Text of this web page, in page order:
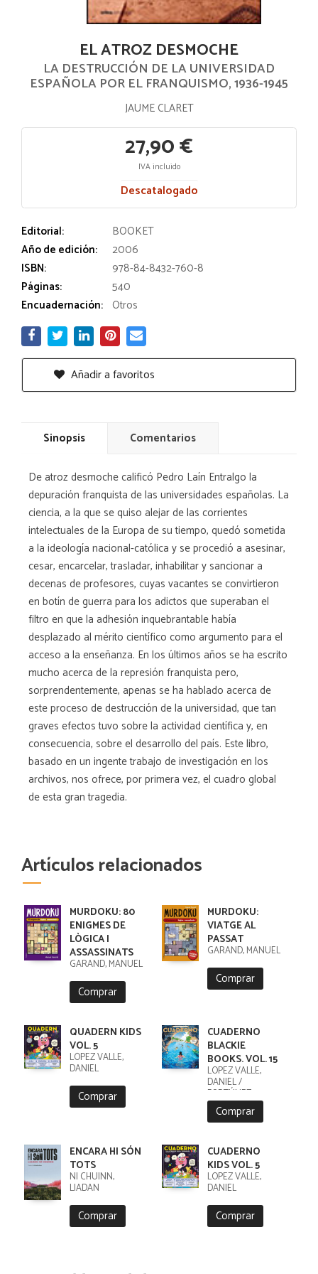
EL ATROZ DESMOCHE
LA DESTRUCCIÓN DE LA UNIVERSIDAD
ESPAÑOLA POR EL FRANQUISMO, 1936-1945
JAUME CLARET
27,90 €
IVA incluido
Descatalogado
Editorial:
BOOKET
Año de edición:
2006
ISBN:
978-84-8432-760-8
Páginas:
540
Encuadernación: Otros
Añadir a favoritos
Sinopsis Comentarios
De atroz desmoche calificó Pedro Laín Entralgo la
depuración franquista de las universidades españolas. La
ciencia, a la que se quiso alejar de las corrientes
intelectuales de la Europa de su tiempo, quedó sometida
a la ideología nacional-católica y se procedió a asesinar,
cesar, encarcelar, trasladar, inhabilitar y sancionar a
decenas de profesores, cuyas vacantes se convirtieron
en botín de guerra para los adictos que superaban el
filtro en que la adhesión inquebrantable había
desplazado al mérito científico como argumento para el
acceso a la enseñanza. En los últimos años se ha escrito
mucho acerca de la represión franquista pero,
sorprendentemente, apenas se ha hablado acerca de
este proceso de destrucción de la universidad, que tan
graves efectos tuvo sobre la actividad científica y, en
consecuencia, sobre el desarrollo del país. Este libro,
basado en un ingente trabajo de investigación en los
archivos, nos ofrece, por primera vez, el cuadro global
de esta gran tragedia.
Artículos relacionados
MURDOKU: 80
ENIGMES DE
LÒGICA I
ASSASSINATS
GARAND, MANUEL
Comprar
MURDOKU:
VIATGE AL
PASSAT
GARAND, MANUEL
Comprar
QUADERN KIDS
VOL. 5
LÓPEZ VALLE,
DANIEL
Comprar
CUADERNO
BLACKIE
BOOKS. VOL. 15
LÓPEZ VALLE,
DANIEL /
FORTÚNEZ,
CRISTOBAL
Comprar
ENCARA HI SÓN
TOTS
NI CHUINN,
LIADAN
Comprar
CUADERNO
KIDS VOL. 5
LÓPEZ VALLE,
DANIEL
Comprar